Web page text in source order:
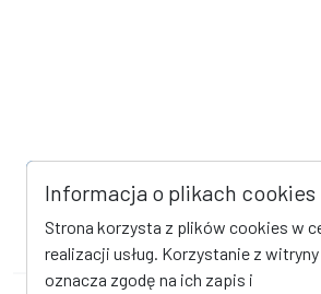
Informacja o plikach cookies
Strona korzysta z plików cookies w
realizacji usług. Korzystanie z witryny
oznacza zgodę na ich zapis i